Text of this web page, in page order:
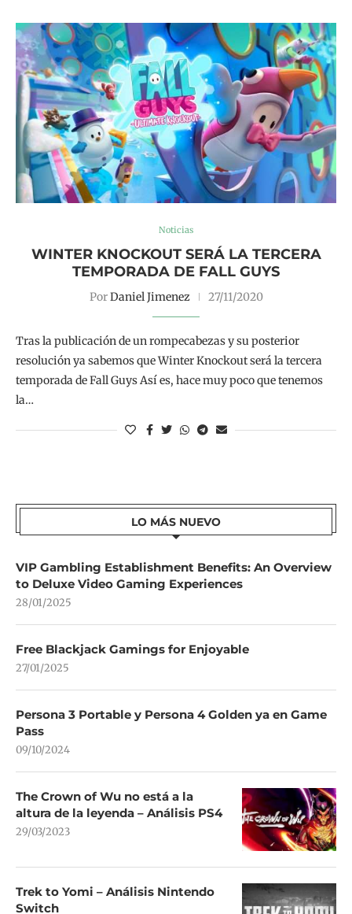
Noticias
WINTER KNOCKOUT SERÁ LA TERCERA
TEMPORADA DE FALL GUYS
PorDaniel Jimenez 27/11/2020
Tras la publicación de un rompecabezas y su posterior
resolución ya sabemos que Winter Knockout será la tercera
temporada de Fall Guys Así es, hace muy poco que tenemos
la…
LO MÁS NUEVO
VIP Gambling Establishment Benefits: An Overview
to Deluxe Video Gaming Experiences
28/01/2025
Free Blackjack Gamings for Enjoyable
27/01/2025
Persona 3 Portable y Persona 4 Golden ya en Game
Pass
09/10/2024
The Crown of Wu no está a la
altura de la leyenda – Análisis PS4
29/03/2023
Trek to Yomi – Análisis Nintendo
Switch